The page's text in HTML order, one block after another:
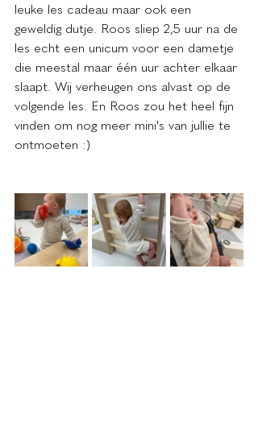
leuke les cadeau maar ook een
geweldig dutje. Roos sliep 2,5 uur na de
les echt een unicum voor een dametje
die meestal maar één uur achter elkaar
slaapt. Wij verheugen ons alvast op de
volgende les. En Roos zou het heel fijn
vinden om nog meer mini's van jullie te
ontmoeten :)